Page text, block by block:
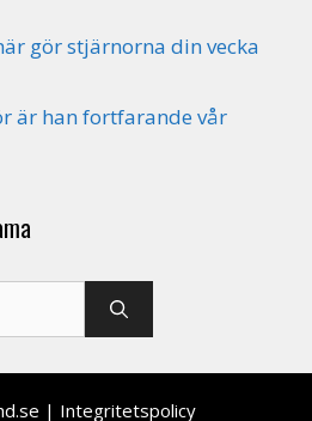
gör stjärnorna din vecka
är han fortfarande vår
| Integritetspolicy